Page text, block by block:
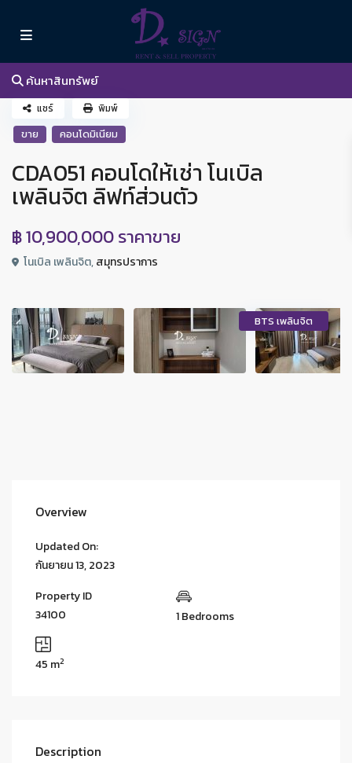
ค้นหาสินทรัพย์
ขาย คอนโดมิเนียม
CDA051 คอนโดให้เช่า โนเบิล
เพลินจิต ลิฟท์ส่วนตัว
฿ 10,900,000ราคาขาย
โนเบิล เพลินจิต,สมุทรปราการ
แชร์ พิมพ์
BTS เพลินจิต
Overview
Updated On:
กันยายน 13, 2023
Property ID
34100
1 Bedrooms
45 m2
Description